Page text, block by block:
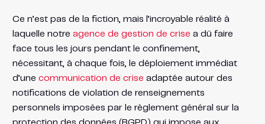
Ce n’est pas de la fiction, mais l’incroyable réalité à
laquelle notre agence de gestion de crise a dû faire
face tous les jours pendant le confinement,
nécessitant, à chaque fois, le déploiement immédiat
d’une communication de crise adaptée autour des
notifications de violation de renseignements
personnels imposées par le règlement général sur la